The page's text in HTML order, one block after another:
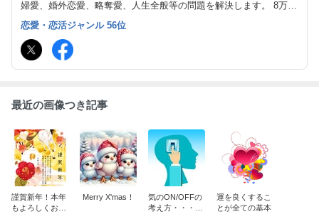
婦愛、婚外恋愛、略奪愛、人生全般等の問題を解決します。 8万件
（私一人で）を超える実績の鑑定！脅威の的中率！脅威の願望成就
率！を誇ります。真言密教 朱雀流気功 朱雀流行法 朱雀流秘術 霊
視･霊感鑑定
恋愛・恋活ジャンル 56位
最近の画像つき記事
謹賀新年！本年
もよろしくお願
Merry X'mas！
気のON/OFFの
考え方・・・秘
運を良くするこ
とが全ての基本